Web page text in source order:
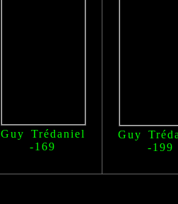
Guy Trédaniel
-169
Guy
-199